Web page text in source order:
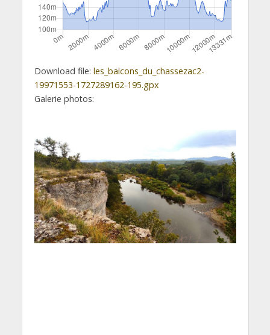
Download file: les_balcons_du_chassezac2-
19971553-1727289162-195.gpx
Galerie photos: